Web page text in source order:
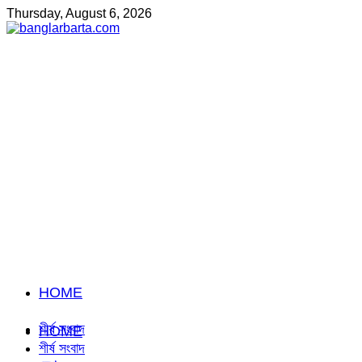
Thursday, August 6, 2026
HOME
শীর্ষ সংবাদ
HOME
শীর্ষ সংবাদ